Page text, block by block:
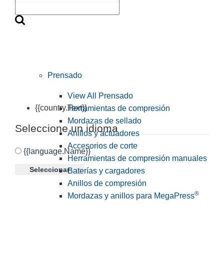
{{country.Text}}
Seleccione un idioma
{{language.Name}}
Seleccionar
Prensado
View All Prensado
Herramientas de compresión
Mordazas de sellado
Anillos y actuadores
Accesorios de corte
Herramientas de compresión manuales
Baterías y cargadores
Anillos de compresión
Mordazas y anillos para MegaPress®